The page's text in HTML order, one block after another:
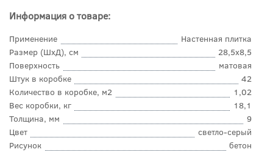
Информация о товаре:
Применение
Настенная плитка
Размер (ШхД), см
28,5x8,5
Поверхность
матовая
Штук в коробке
42
Количество в коробке, м2
1,02
Вес коробки, кг
18,1
Толщина, мм
9
Цвет
светло-серый
Рисунок
бетон